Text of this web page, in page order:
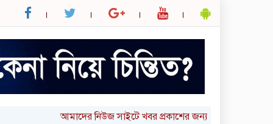
আমাদের নিউজ সাইটে খবর প্রকাশের জন্য আপনার লিখা (তথ্য,